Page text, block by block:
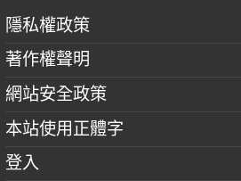
隱私權政策
著作權聲明
網站安全政策
本站使用正體字
登入